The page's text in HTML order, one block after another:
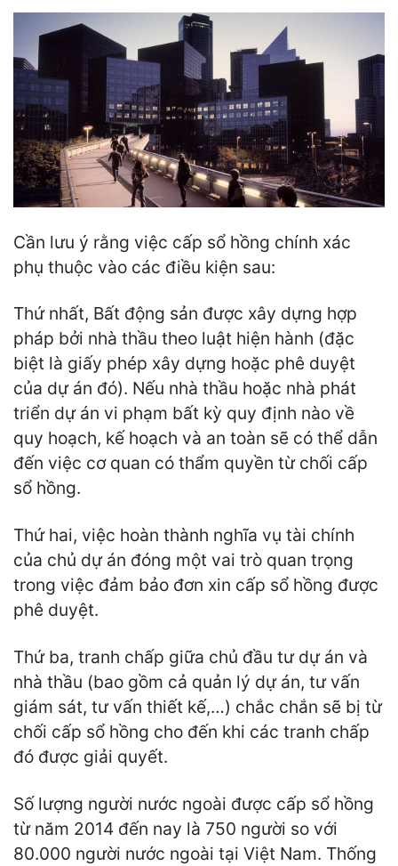
Cần lưu ý rằng việc cấp sổ hồng chính xác
phụ thuộc vào các điều kiện sau:
Thứ nhất, Bất động sản được xây dựng hợp
pháp bởi nhà thầu theo luật hiện hành (đặc
biệt là giấy phép xây dựng hoặc phê duyệt
của dự án đó). Nếu nhà thầu hoặc nhà phát
triển dự án vi phạm bất kỳ quy định nào về
quy hoạch, kế hoạch và an toàn sẽ có thể dẫn
đến việc cơ quan có thẩm quyền từ chối cấp
sổ hồng.
Thứ hai, việc hoàn thành nghĩa vụ tài chính
của chủ dự án đóng một vai trò quan trọng
trong việc đảm bảo đơn xin cấp sổ hồng được
phê duyệt.
Thứ ba, tranh chấp giữa chủ đầu tư dự án và
nhà thầu (bao gồm cả quản lý dự án, tư vấn
giám sát, tư vấn thiết kế,…) chắc chắn sẽ bị từ
chối cấp sổ hồng cho đến khi các tranh chấp
đó được giải quyết.
Số lượng người nước ngoài được cấp sổ hồng
từ năm 2014 đến nay là 750 người so với
80.000 người nước ngoài tại Việt Nam. Thống